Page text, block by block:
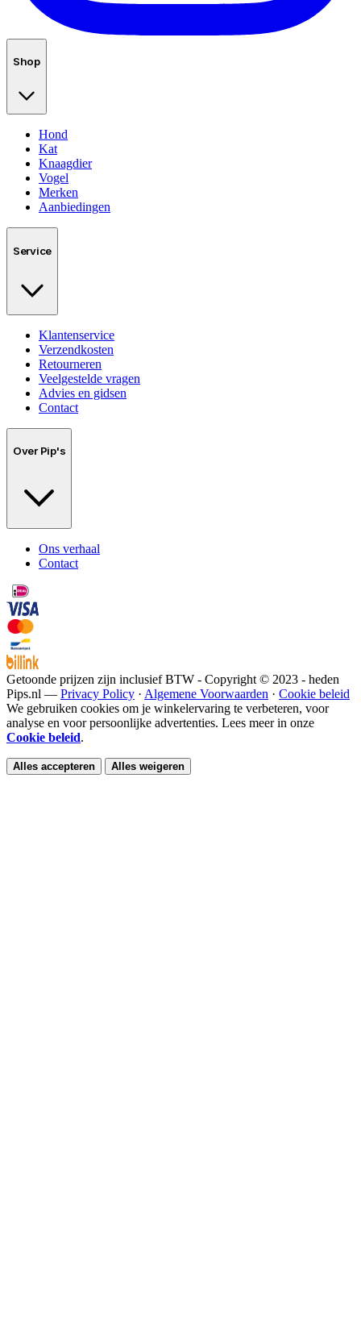
Shop
Hond
Kat
Knaagdier
Vogel
Merken
Aanbiedingen
Service
Klantenservice
Verzendkosten
Retourneren
Veelgestelde vragen
Advies en gidsen
Contact
Over Pip's
Ons verhaal
Contact
Getoonde prijzen zijn inclusief BTW - Copyright © 2023 - heden
Pips.nl — Privacy Policy · Algemene Voorwaarden · Cookie beleid
We gebruiken cookies om je winkelervaring te verbeteren, voor
analyse en voor persoonlijke advertenties. Lees meer in onze
Cookie beleid.
Alles accepteren Alles weigeren